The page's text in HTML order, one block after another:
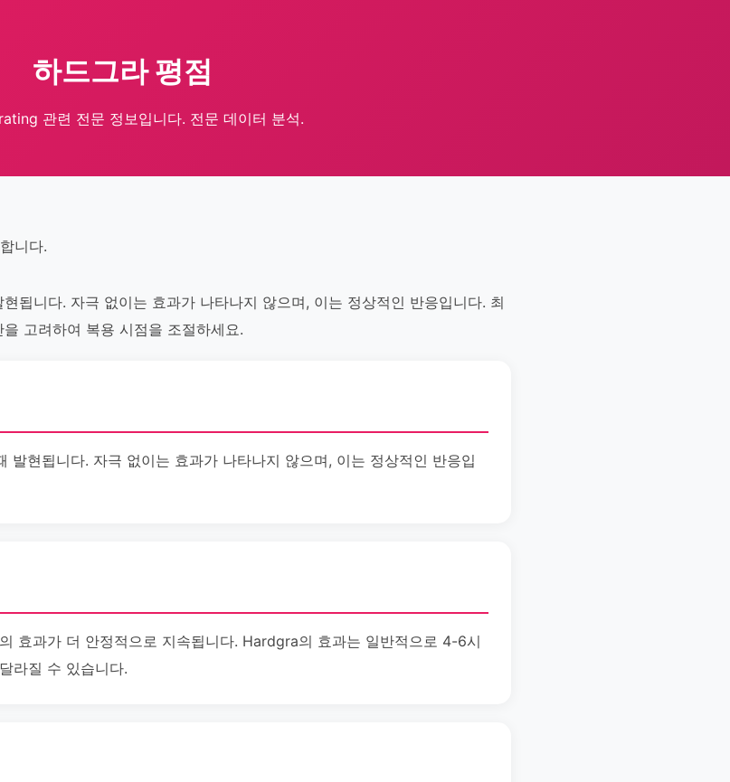
하드그라 평점
관련 전문 정보입니다. 전문 데이터 분석.
니다.
됩니다. 자극 없이는 효과가 나타나지 않으며, 이는 정상적인 반응입니다. 최
고려하여 복용 시점을 조절하세요.
발현됩니다. 자극 없이는 효과가 나타나지 않으며, 이는 정상적인 반응입
효과가 더 안정적으로 지속됩니다. Hardgra의 효과는 일반적으로 4-6시
라질 수 있습니다.